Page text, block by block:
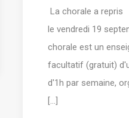
La chorale a repris
le vendredi 19
chorale est un
facultatif (gratuit)
d'1h par semaine,
[...]